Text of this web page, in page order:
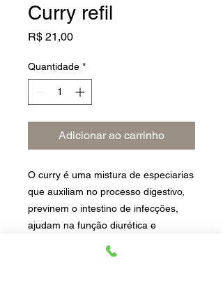
Curry refil
R$ 21,00Preço
Quantidade *
Adicionar ao carrinho
O curry é uma mistura de especiarias
que auxiliam no processo digestivo,
previnem o intestino de infecções,
ajudam na função diurética e